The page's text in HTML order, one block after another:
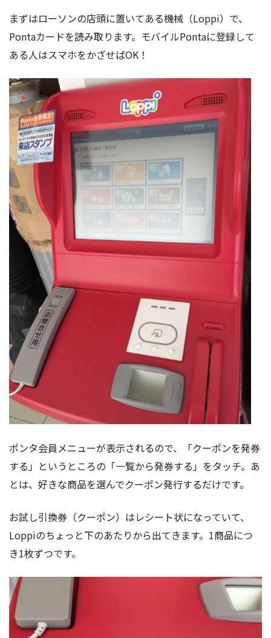
まずはローソンの店頭に置いてある機械（Loppi）で、
Pontaカードを読み取ります。モバイルPontaに登録して
ある人はスマホをかざせばOK！
ポンタ会員メニューが表示されるので、「クーポンを発券
する」というところの「一覧から発券する」をタッチ。あ
とは、好きな商品を選んでクーポン発行するだけです。
お試し引換券（クーポン）はレシート状になっていて、
Loppiのちょっと下のあたりから出てきます。1商品につ
き1枚ずつです。